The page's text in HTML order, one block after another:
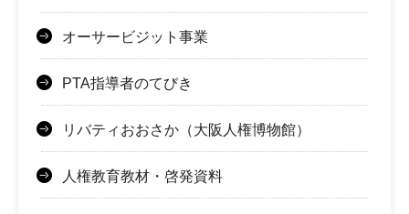
オーサービジット事業
PTA指導者のてびき
リバティおおさか（大阪人権博物館）
人権教育教材・啓発資料